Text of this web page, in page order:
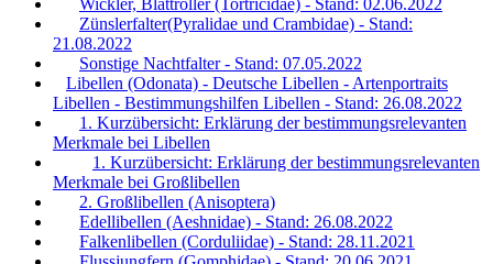
Zünslerfalter(Pyralidae und Crambidae) - Stand:
21.08.2022
Sonstige Nachtfalter - Stand: 07.05.2022
Libellen (Odonata) - Deutsche Libellen - Artenportraits
Libellen - Bestimmungshilfen Libellen - Stand: 26.08.2022
1. Kurzübersicht: Erklärung der bestimmungsrelevanten
Merkmale bei Libellen
1. Kurzübersicht: Erklärung der bestimmungsrelevanten
Merkmale bei Großlibellen
2. Großlibellen (Anisoptera)
Edellibellen (Aeshnidae) - Stand: 26.08.2022
Falkenlibellen (Corduliidae) - Stand: 28.11.2021